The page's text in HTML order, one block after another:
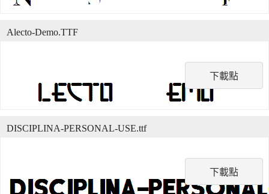
下載點
Alecto-Demo.TTF
下載點
DISCIPLINA-PERSONAL-USE.ttf